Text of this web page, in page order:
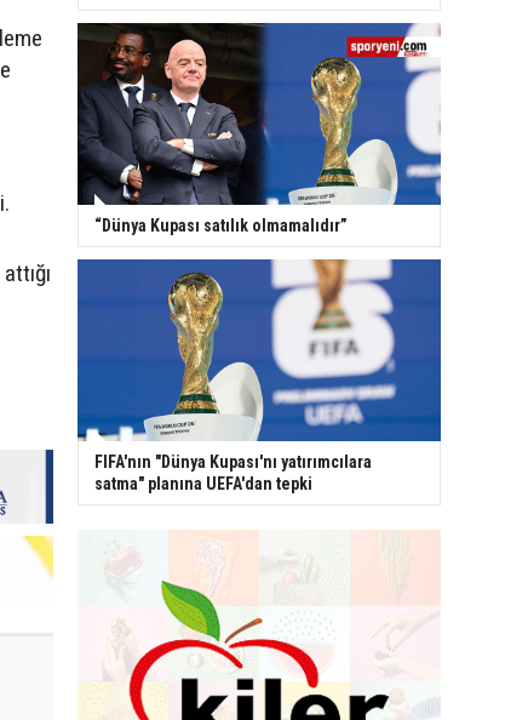
“Dünya Kupası satılık olmamalıdır”
FIFA'nın "Dünya Kupası'nı yatırımcılara
satma" planına UEFA'dan tepki